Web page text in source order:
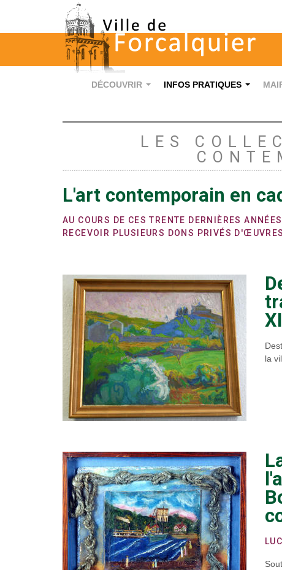
LES
L'art contemporain en
AU COURS DE CES TRENTE DERNIÈRES
RECEVOIR PLUSIEURS DONS PRIVÉS
la
DÉCOUVRIR INFOS PRATIQUES